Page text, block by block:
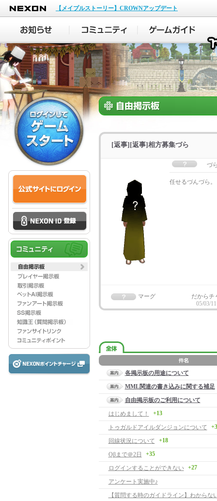
NEXON
【メイプルストーリー】CROWNアップデート
[返事][返事]相方募集づら
づ
任せるづんづら。
マーグ
だからチ
05/03/
各掲示板の用途について
MML関連の書き込みに関する補足
自由掲示板のご利用について
はじめまして！
+13
トゥガルドアイルダンジョンについて +3
回線状況について +18
Oβまで＠2日 +35
ログインすることができない +27
アンケート実施中♪